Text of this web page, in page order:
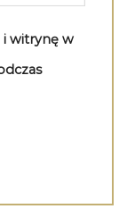
i witrynę w